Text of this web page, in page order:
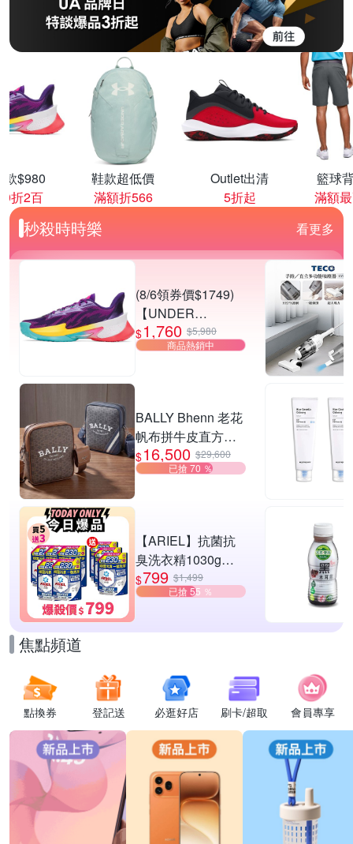
款$980
折2百
鞋款超低價
滿額折566
Outlet出清
5折起
籃球
滿額
秒殺時時樂 看更多
(8/6領券價$1749)
【UNDER
ARMOUR】UA
CURRY SERIES 7
$1,760 $5,980
商品熱銷中
BALLY Bhenn 老花
帆布拼牛皮直方肩
斜背郵差包-2款可
選
$16,500 $29,600
已搶 70 ％
【ARIEL】抗菌抗
臭洗衣精1030g補
充包 X8 (抗菌去漬/
室內晾曬) 兩款任選
$799 $1,499
已搶 55 ％
焦點頻道
點換券 登記送 必逛好店 刷卡/超取 會員專享